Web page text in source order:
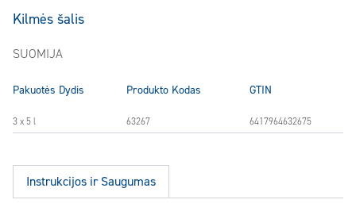
Kilmės šalis
SUOMIJA
Pakuotės Dydis Produkto Kodas GTIN
3 x 5 l 63267 6417964632675
Instrukcijos ir Saugumas